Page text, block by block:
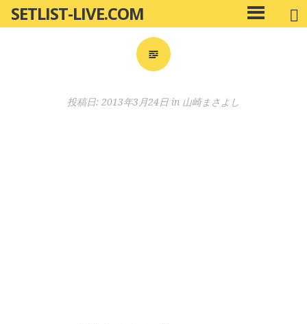
ン
SETLIST-LIVE.COM
メ
イ
投稿日: 2013年3月24日 in 山崎まさよし